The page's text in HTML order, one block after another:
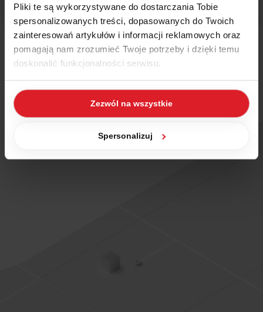
Pliki te są wykorzystywane do dostarczania Tobie
spersonalizowanych treści, dopasowanych do Twoich
zainteresowań artykułów i informacji reklamowych oraz
pomagają nam zrozumieć Twoje potrzeby i dzięki temu
doskonalić funkcjonalności serwisu.
Część z plików jest niezbędna do prawidłowego działania
serwisu i jego funkcjonalności. Jeżeli nie wyrażasz
zgody na zapisywanie plików cookies, możesz łatwo
zarządzać swoimi uprawnieniami, np. we własnej
Zarządzaj cookies. Szczegółowe informacje na ten temat
Zezwól na wszystkie
Spersonalizuj
Zaproszenia naszkolenia i webinaria